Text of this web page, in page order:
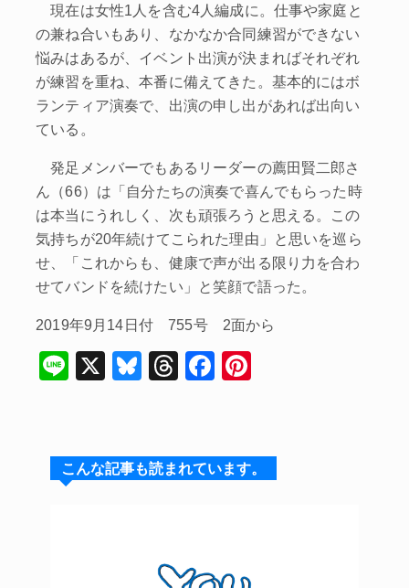
現在は女性1人を含む4人編成に。仕事や家庭と
の兼ね合いもあり、なかなか合同練習ができない
悩みはあるが、イベント出演が決まればそれぞれ
が練習を重ね、本番に備えてきた。基本的にはボ
ランティア演奏で、出演の申し出があれば出向い
ている。
発足メンバーでもあるリーダーの薦田賢二郎さ
ん（66）は「自分たちの演奏で喜んでもらった時
は本当にうれしく、次も頑張ろうと思える。この
気持ちが20年続けてこられた理由」と思いを巡ら
せ、「これからも、健康で声が出る限り力を合わ
せてバンドを続けたい」と笑顔で語った。
2019年9月14日付 755号 2面から
Li
X
Bl
s
k
T
a
d
F
e
b
k
e
st
こんな記事も読まれています。